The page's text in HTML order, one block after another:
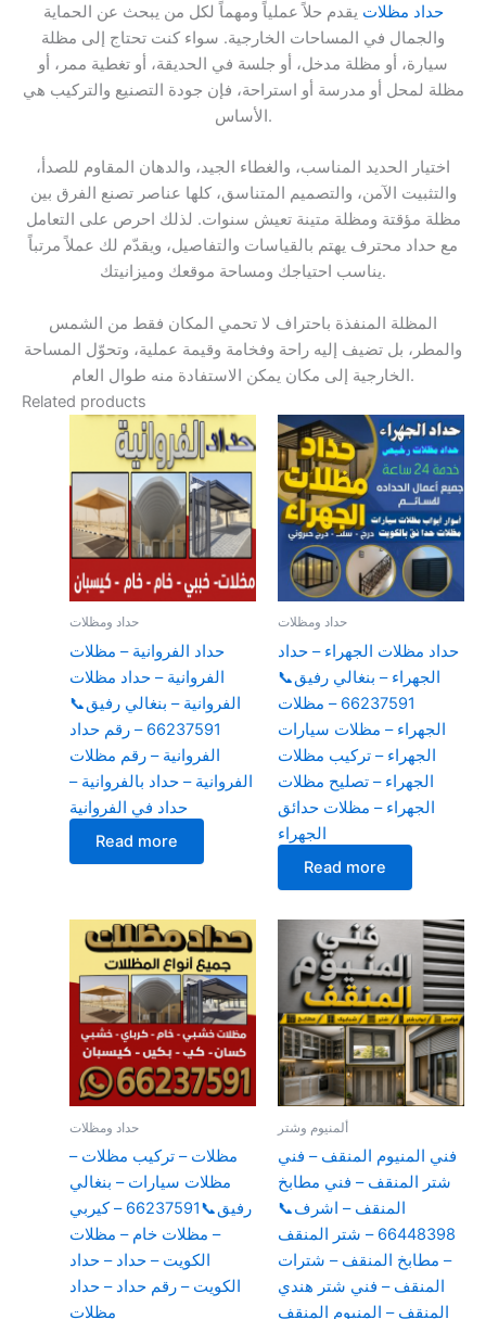
حداد مظلات يقدم حلاً عملياً ومهماً لكل من يبحث عن الحماية
والجمال في المساحات الخارجية. سواء كنت تحتاج إلى مظلة
سيارة، أو مظلة مدخل، أو جلسة في الحديقة، أو تغطية ممر، أو
مظلة لمحل أو مدرسة أو استراحة، فإن جودة التصنيع والتركيب هي
الأساس.
اختيار الحديد المناسب، والغطاء الجيد، والدهان المقاوم للصدأ،
والتثبيت الآمن، والتصميم المتناسق، كلها عناصر تصنع الفرق بين
مظلة مؤقتة ومظلة متينة تعيش سنوات. لذلك احرص على التعامل
مع حداد محترف يهتم بالقياسات والتفاصيل، ويقدّم لك عملاً مرتباً
يناسب احتياجك ومساحة موقعك وميزانيتك.
المظلة المنفذة باحتراف لا تحمي المكان فقط من الشمس
والمطر، بل تضيف إليه راحة وفخامة وقيمة عملية، وتحوّل المساحة
الخارجية إلى مكان يمكن الاستفادة منه طوال العام.
Related products
حداد ومظلات
حداد الفروانية – مظلات
الفروانية – حداد مظلات
الفروانية – بنغالي رفيق📞
66237591 – رقم حداد
الفروانية – رقم مظلات
الفروانية – حداد بالفروانية –
حداد في الفروانية
Read more
حداد ومظلات
حداد مظلات الجهراء – حداد
الجهراء – بنغالي رفيق📞
66237591 – مظلات
الجهراء – مظلات سيارات
الجهراء – تركيب مظلات
الجهراء – تصليح مظلات
الجهراء – مظلات حدائق
الجهراء
Read more
حداد ومظلات
مظلات – تركيب مظلات –
مظلات سيارات – بنغالي
رفيق📞66237591 – كيربي
– مظلات خام – مظلات
الكويت – حداد – حداد
الكويت – رقم حداد – حداد
مظلات
ألمنيوم وشتر
فني المنيوم المنقف – فني
شتر المنقف – فني مطابخ
المنقف – اشرف📞
66448398 – شتر المنقف
– مطابخ المنقف – شترات
المنقف – فني شتر هندي
المنقف – المنيوم المنقف